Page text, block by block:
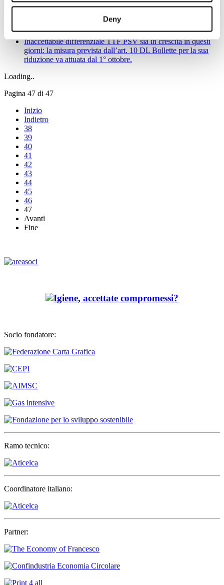
Deny
Inaccettabile differenziale TTF PSV sia in crescita in questi
giorni: la misura prevista dall’art. 10 DL Bollette per la sua
riduzione va attuata dal 1° ottobre.
Loading..
Pagina 47 di 47
Inizio
Indietro
38
39
40
41
42
43
44
45
46
47
Avanti
Fine
Socio fondatore:
Ramo tecnico:
Coordinatore italiano:
Partner: